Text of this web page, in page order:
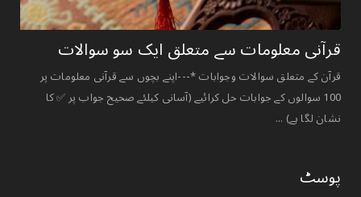
قرآنی ‏معلومات ‏سے ‏متعلق ‏ایک ‏سو ‏سوالات ‏
قرآن کے متعلق سوالات وجوابات *---اپنے بچوں سے قرآنی معلومات پر
100 سوالوں کے جوابات حل کرائیے (آسانی کیلئے صحیح جواب پر ✅ کا
نشان لگا ہے) ...
پوسٹ